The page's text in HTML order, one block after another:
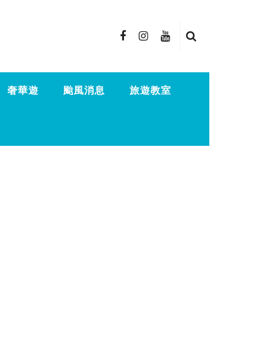
奢華遊 颱風消息 旅遊教室